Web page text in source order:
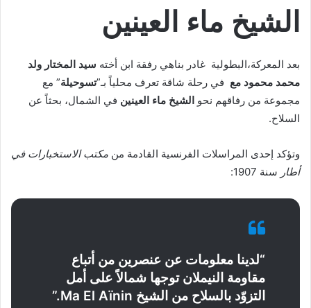
الشيخ ماء العينين
بعد المعركة،البطولية غادر بناهي رفقة ابن أخته سيد المختار ولد
محمد محمود مع في رحلة شاقة تعرف محلياً بـ”تسوحيلة” مع
مجموعة من رفاقهم نحو الشيخ ماء العينين في الشمال، بحثاً عن
السلاح.
وتؤكد إحدى المراسلات الفرنسية القادمة من مكتب الاستخبارات في
أطار سنة 1907:
“لدينا معلومات عن عنصرين من أتباع
مقاومة النيملان توجها شمالاً على أمل
التزوّد بالسلاح من الشيخ Ma El Aïnin.”